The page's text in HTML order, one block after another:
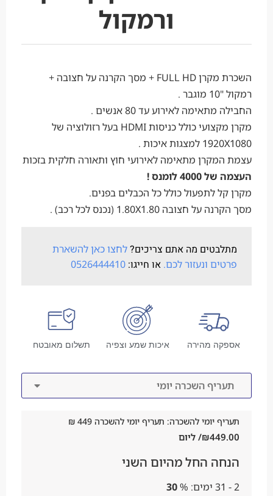
ורמקול
השכרת מקרן FULL HD + מסך הקרנה על חצובה +
רמקול "10 מוגבר .
החבילה מתאימה לאירוע עד 80 אנשים .
מקרן מקצועי כולל כניסות HDMI בעל רזולוציה של
1920X1080 למצגות איכות .
עצמת המקרן מתאימה לאירועי חוץ ותאורה חלקית בזכות
העצמה של 4000 לומנס !
מקרן קל לתפעול כולל כל הכבלים בפנים.
מסך הקרנה על חצובה 1.80X1.80 (נכנס לכל רכב) .
מתלבטים מה אתם צריכים?לחצו כאן להשארת
פרטים ונעזור לכם. או חייגו: 0526444410
אספקה מהירה איכות שמע וצפיה תשלום מאובטח
תעריף יומי להשכרה: תעריף יומי להשכרה 449 ₪
₪449.00 / ליום
הנחה החל מהיום השני
2 - 31 ימים: 30%